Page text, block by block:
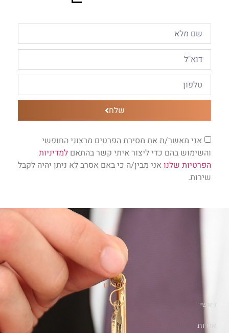
אני מאשר/ת את מסירת הפרטים מרצוני החופשי
והשימוש בהם כדי ליצור איתי קשר בהתאם למדיניות
הפרטיות שלנו אני מבין/ה כי באם אסרב לא ניתן יהיה לקבל
שירות.
שלח
תפריט
ראשי
אודות